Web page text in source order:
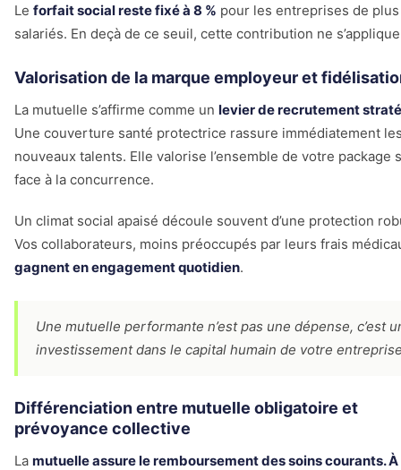
Le forfait social reste fixé à 8 % pour les entreprises de plus
salariés. En deçà de ce seuil, cette contribution ne
Valorisation de la marque employeur et
La mutuelle s’affirme comme un levier de recrutement
Une couverture santé protectrice rassure immédiatement
nouveaux talents. Elle valorise l’ensemble de votre package
face à la concurrence.
Un climat social apaisé découle souvent d’une protection
Vos collaborateurs, moins préoccupés par leurs frais
gagnent en engagement quotidien.
Une mutuelle performante n’est pas une dépense, c’est
investissement dans le capital humain de votre
Différenciation entre mutuelle obligatoire et
prévoyance collective
La mutuelle assure le remboursement des soins courants. À